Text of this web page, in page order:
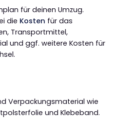
für deinen Umzug.
die Kosten für das
Transportmittel,
und ggf. weitere Kosten für
Verpackungsmaterial wie
und Klebeband.